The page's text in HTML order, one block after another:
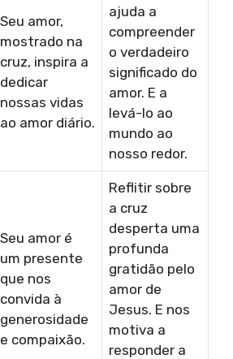
Seu amor,
mostrado na
cruz, inspira a
dedicar
nossas vidas
ao amor diário.
ajuda a
compreender
o verdadeiro
significado do
amor. E a
levá-lo ao
mundo ao
nosso redor.
Seu amor é
um presente
que nos
convida à
generosidade
e compaixão.
Reflitir sobre
a cruz
desperta uma
profunda
gratidão pelo
amor de
Jesus. E nos
motiva a
responder a